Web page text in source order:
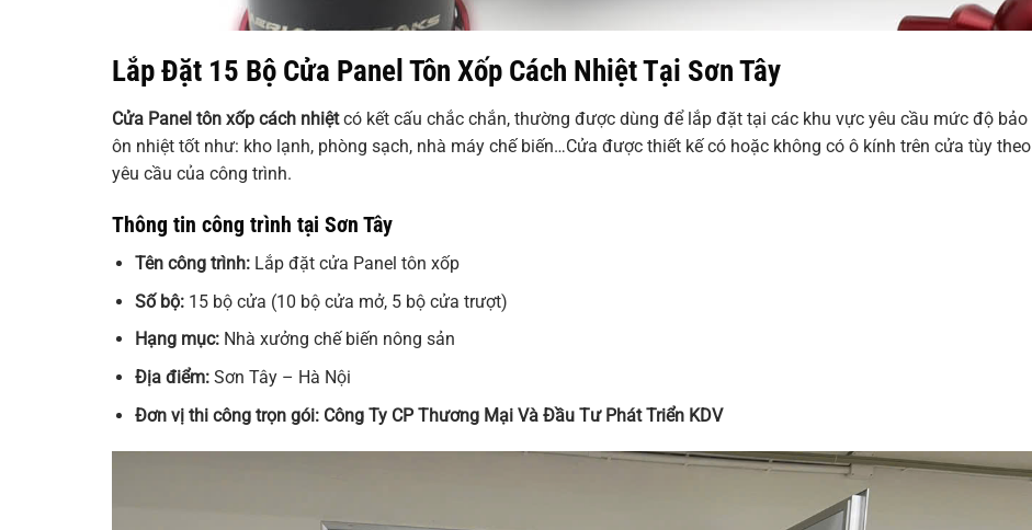
Lắp Đặt 15 Bộ Cửa Panel Tôn Xốp Cách Nhiệt Tại Sơn Tây
Cửa Panel tôn xốp cách nhiệtcó kết cấu chắc chắn, thường được dùng để lắp đặt tại các khu vực yêu cầu mức độ bảo
ôn nhiệt tốt như: kho lạnh, phòng sạch, nhà máy chế biến…Cửa được thiết kế có hoặc không có ô kính trên cửa tùy theo
yêu cầu của công trình.
Thông tin công trình tại Sơn Tây
Tên công trình:Lắp đặt cửa Panel tôn xốp
Số bộ:15 bộ cửa (10 bộ cửa mở, 5 bộ cửa trượt)
Hạng mục:Nhà xưởng chế biến nông sản
Địa điểm:Sơn Tây – Hà Nội
Đơn vị thi công trọn gói: Công Ty CP Thương Mại Và Đầu Tư Phát Triển KDV